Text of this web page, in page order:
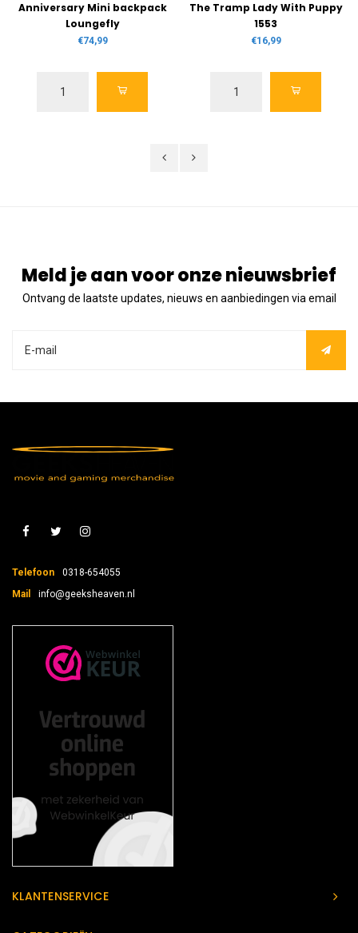
Anniversary Mini backpack
Loungefly
€74,99
The Tramp Lady With Puppy
1553
€16,99
Meld je aan voor onze nieuwsbrief
Ontvang de laatste updates, nieuws en aanbiedingen via email
Telefoon
0318-654055
Mail
info@geeksheaven.nl
KLANTENSERVICE